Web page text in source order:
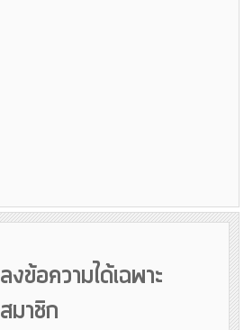
ลงข้อความได้เฉพาะ
สมาชิก